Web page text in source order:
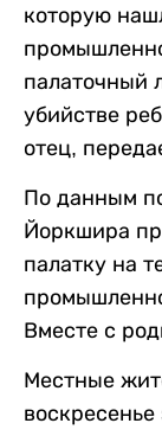
которую
палаточный
убийстве
отец,
По данным
Йоркшира
палатку на
Вместе с
Местные